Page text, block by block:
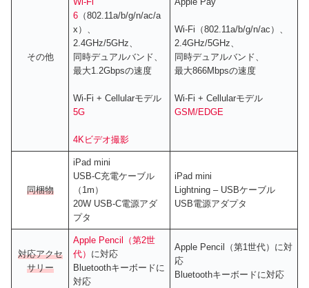
その他
6 （802.11a/b/g/n/ac/a
x）、
2.4GHz/5GHz、
同時デュアルバンド、
最大1.2Gbpsの速度
Wi‑Fi + Cellularモデル
5G
4Kビデオ撮影
Wi-Fi（802.11a/b/g/n/ac）、
2.4GHz/5GHz、
同時デュアルバンド、
最大866Mbpsの速度
Wi‑Fi + Cellularモデル
GSM/EDGE
同梱物
iPad mini
USB-C充電ケーブル
（1m）
20W USB-C電源アダ
プタ
iPad mini
Lightning – USBケーブル
USB電源アダプタ
対応アクセ
サリー
Apple Pencil（第2世
代） に対応
Bluetoothキーボードに
対応
Apple Pencil（第1世代）に対
応
Bluetoothキーボードに対応